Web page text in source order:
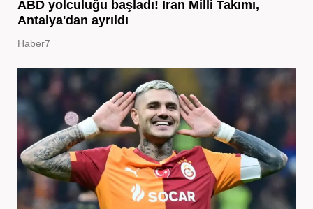
ABD yolculuğu başladı! İran Milli Takımı,
Antalya'dan ayrıldı
Haber7